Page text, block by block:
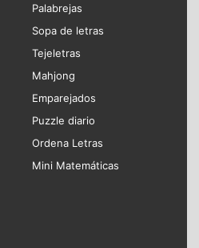
Palabrejas
Sopa de letras
Tejeletras
Mahjong
Emparejados
Puzzle diario
Ordena Letras
Mini Matemáticas